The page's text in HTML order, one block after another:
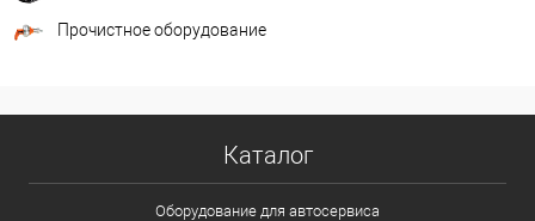
Прочистное оборудование
Каталог
Оборудование для автосервиса